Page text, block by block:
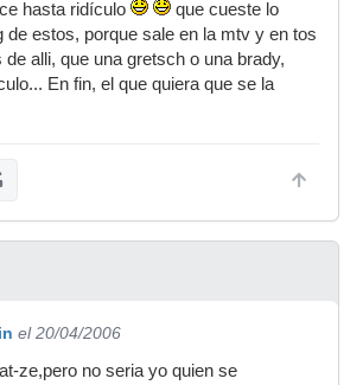
hasta ridículo
que cueste lo
de estos, porque sale en la mtv y en tos
de alli, que una gretsch o una brady,
En fin, el que quiera que se la
el 20/04/2006
ze,pero no seria yo quien se